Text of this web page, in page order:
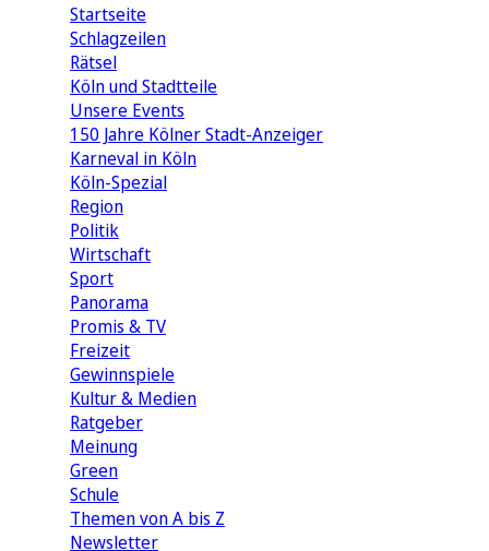
Startseite
Schlagzeilen
Rätsel
Köln und Stadtteile
Unsere Events
150 Jahre Kölner Stadt-Anzeiger
Karneval in Köln
Köln-Spezial
Region
Politik
Wirtschaft
Sport
Panorama
Promis & TV
Freizeit
Gewinnspiele
Kultur & Medien
Ratgeber
Meinung
Green
Schule
Themen von A bis Z
Newsletter